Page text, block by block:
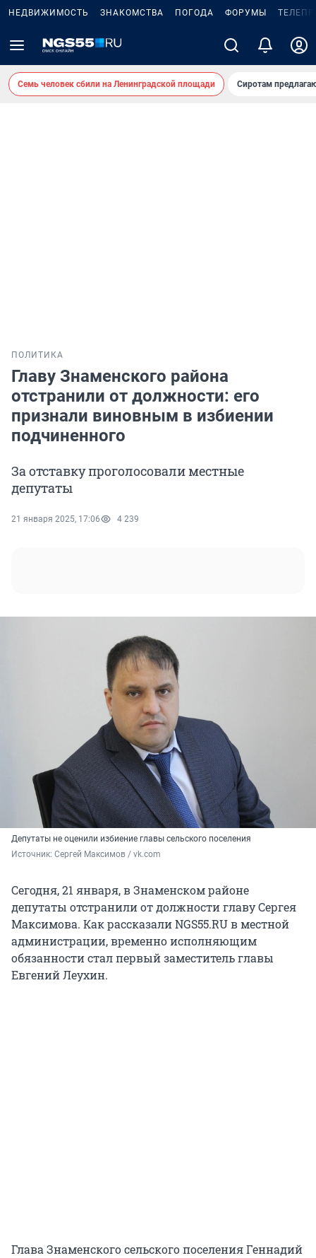
НЕДВИЖИМОСТЬ ЗНАКОМСТВА ПОГОДА ФОРУМЫ
Семь человек сбили на Ленинградской площади Сиротам
ПОЛИТИКА
Главу Знаменского района
отстранили от должности: его
признали виновным в избиении
подчиненного
За отставку проголосовали местные
депутаты
21 января 2025, 17:06 4 239
Депутаты не оценили избиение главы сельского поселения
Источник: Сергей Максимов / vk.com
Сегодня, 21 января, в Знаменском районе
депутаты отстранили от должности главу Сергея
Максимова. Как рассказали NGS55.RU в местной
администрации, временно исполняющим
обязанности стал первый заместитель главы
Евгений Леухин.
Глава Знаменского сельского поселения Геннадий